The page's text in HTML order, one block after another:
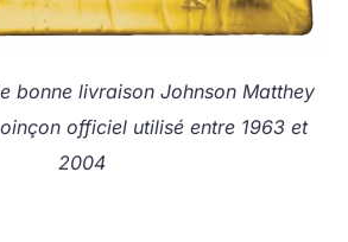
bonne livraison Johnson Matthey
officiel utilisé entre 1963 et
2004